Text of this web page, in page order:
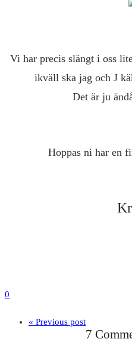
Vi har precis slängt i oss
ikväll ska jag och J
Det är ju
Hoppas ni har en
0
« Previous post
7